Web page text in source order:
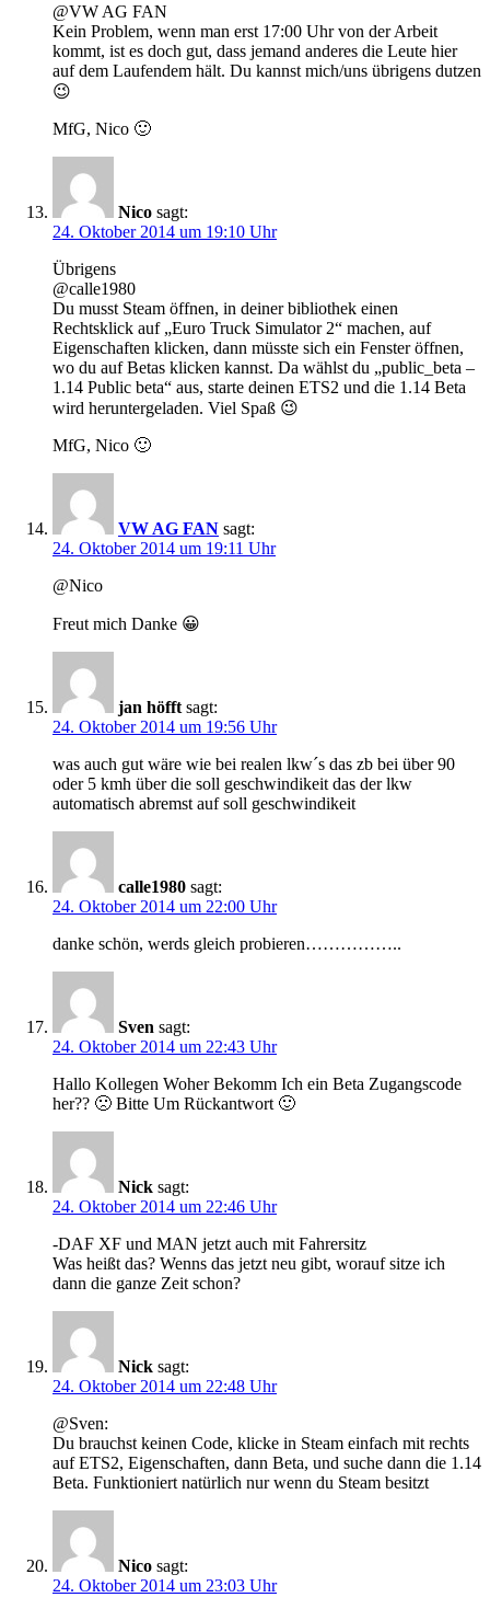
@VW AG FAN
Kein Problem, wenn man erst 17:00 Uhr von der Arbeit
kommt, ist es doch gut, dass jemand anderes die Leute hier
auf dem Laufendem hält. Du kannst mich/uns übrigens dutzen
😉
MfG, Nico 🙂
Nico sagt:
24. Oktober 2014 um 19:10 Uhr
Übrigens
@calle1980
Du musst Steam öffnen, in deiner bibliothek einen
Rechtsklick auf „Euro Truck Simulator 2“ machen, auf
Eigenschaften klicken, dann müsste sich ein Fenster öffnen,
wo du auf Betas klicken kannst. Da wählst du „public_beta –
1.14 Public beta“ aus, starte deinen ETS2 und die 1.14 Beta
wird heruntergeladen. Viel Spaß 😉
MfG, Nico 🙂
VW AG FAN sagt:
24. Oktober 2014 um 19:11 Uhr
@Nico
Freut mich Danke 😀
jan höfft sagt:
24. Oktober 2014 um 19:56 Uhr
was auch gut wäre wie bei realen lkw´s das zb bei über 90
oder 5 kmh über die soll geschwindikeit das der lkw
automatisch abremst auf soll geschwindikeit
calle1980 sagt:
24. Oktober 2014 um 22:00 Uhr
danke schön, werds gleich probieren……………..
Sven sagt:
24. Oktober 2014 um 22:43 Uhr
Hallo Kollegen Woher Bekomm Ich ein Beta Zugangscode
her?? 🙁 Bitte Um Rückantwort 🙂
Nick sagt:
24. Oktober 2014 um 22:46 Uhr
-DAF XF und MAN jetzt auch mit Fahrersitz
Was heißt das? Wenns das jetzt neu gibt, worauf sitze ich
dann die ganze Zeit schon?
Nick sagt:
24. Oktober 2014 um 22:48 Uhr
@Sven:
Du brauchst keinen Code, klicke in Steam einfach mit rechts
auf ETS2, Eigenschaften, dann Beta, und suche dann die 1.14
Beta. Funktioniert natürlich nur wenn du Steam besitzt
Nico sagt:
24. Oktober 2014 um 23:03 Uhr